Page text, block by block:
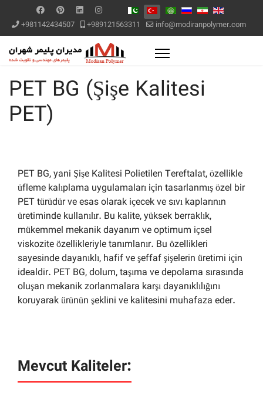
+981142434507 +989121563311 info@modiranpolymer.com
PET BG (Şişe Kalitesi
PET)
PET BG, yani Şişe Kalitesi Polietilen Tereftalat, özellikle
üfleme kalıplama uygulamaları için tasarlanmış özel bir
PET türüdür ve esas olarak içecek ve sıvı kaplarının
üretiminde kullanılır. Bu kalite, yüksek berraklık,
mükemmel mekanik dayanım ve optimum içsel
viskozite özellikleriyle tanımlanır. Bu özellikleri
sayesinde dayanıklı, hafif ve şeffaf şişelerin üretimi için
idealdir. PET BG, dolum, taşıma ve depolama sırasında
oluşan mekanik zorlanmalara karşı dayanıklılığını
koruyarak ürünün şeklini ve kalitesini muhafaza eder.
Mevcut Kaliteler: